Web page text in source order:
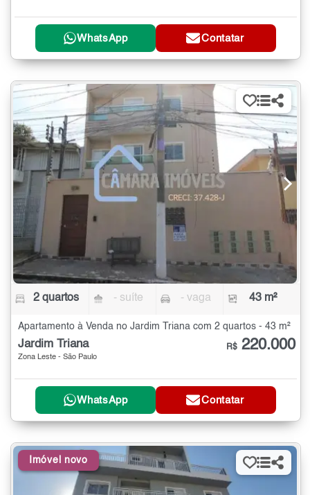
WhatsApp Contatar
2 quartos - suíte - vaga 43 m²
Apartamento à Venda no Jardim Triana com 2 quartos - 43 m²
Jardim Triana
Zona Leste - São Paulo
R$ 220.000
WhatsApp Contatar
Imóvel novo